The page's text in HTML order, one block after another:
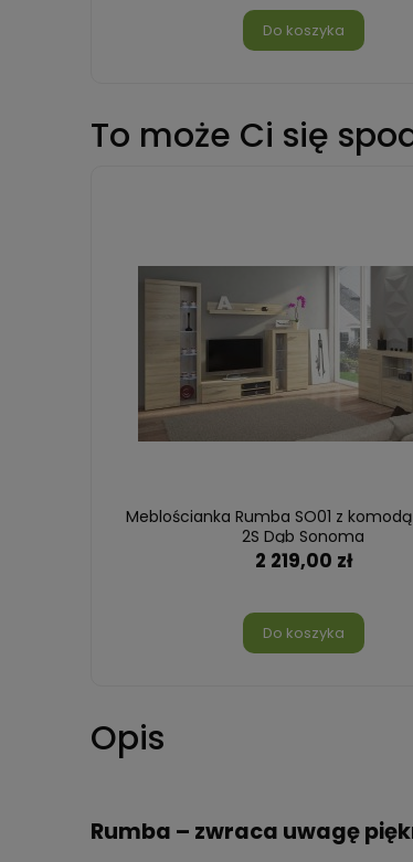
Do koszyka
To może Ci się
Meblościanka Rumba SO01 z komodą
2S Dąb Sonoma
2 219,00 zł
Do koszyka
Opis
Rumba – zwraca uwagę